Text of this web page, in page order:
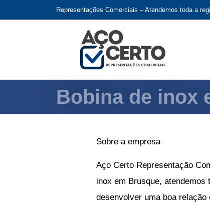
Representações Comerciais – Atendemos toda a
Bobina de inox
Sobre a empresa
Aço Certo Representação
inox em Brusque, atendemos
desenvolver uma boa